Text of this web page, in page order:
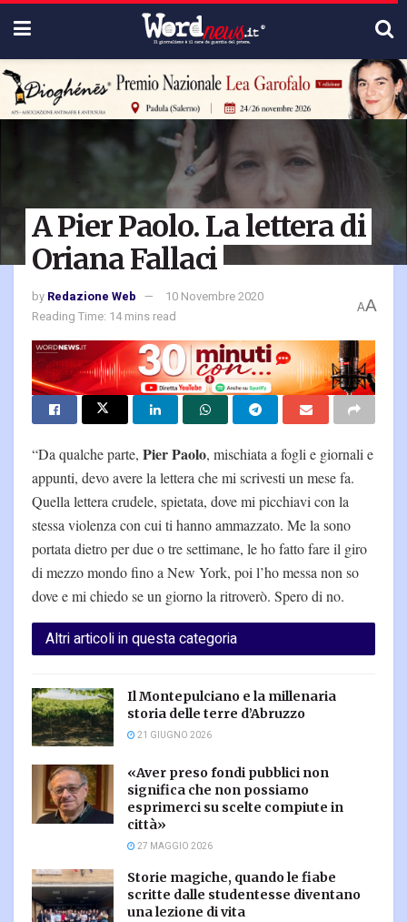
A Pier Paolo. La lettera di
Oriana Fallaci
by Redazione Web
10 Novembre 2020
Reading Time: 14 mins read
AA
“Da qualche parte, Pier Paolo, mischiata a fogli e giornali e
appunti, devo avere la lettera che mi scrivesti un mese fa.
Quella lettera crudele, spietata, dove mi picchiavi con la
stessa violenza con cui ti hanno ammazzato. Me la sono
portata dietro per due o tre settimane, le ho fatto fare il giro
di mezzo mondo fino a New York, poi l’ho messa non so
dove e mi chiedo se un giorno la ritroverò. Spero di no.
Altri articoli in questa categoria
Il Montepulciano e la millenaria
storia delle terre d’Abruzzo
21 GIUGNO 2026
«Aver preso fondi pubblici non
significa che non possiamo
esprimerci su scelte compiute in
città»
27 MAGGIO 2026
Storie magiche, quando le fiabe
scritte dalle studentesse diventano
una lezione di vita